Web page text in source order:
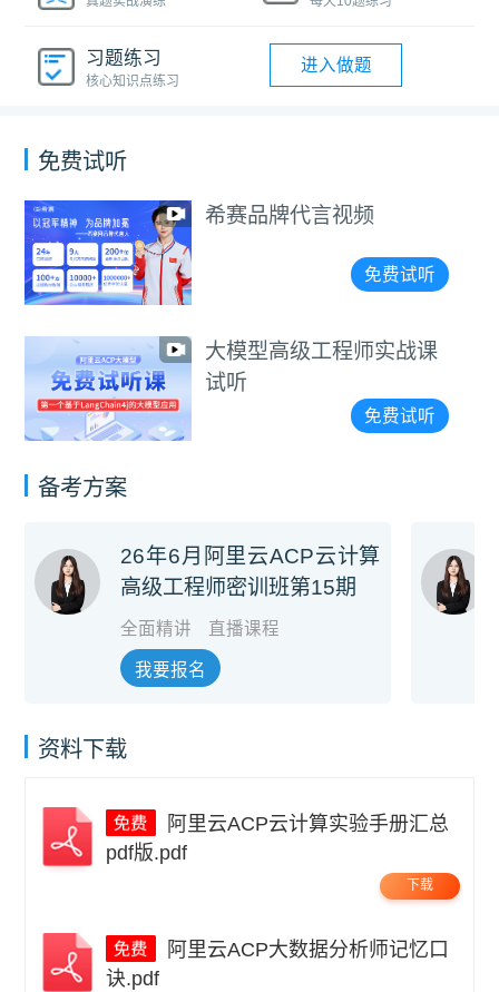
习题练习
核心知识点练习
进入做题
免费试听
希赛品牌代言视频
免费试听
大模型高级工程师实战课
试听
免费试听
备考方案
26年6月阿里云ACP云计算
高级工程师密训班第15期
全面精讲 直播课程
我要报名
资料下载
pdf版.pdf
下载
诀.pdf